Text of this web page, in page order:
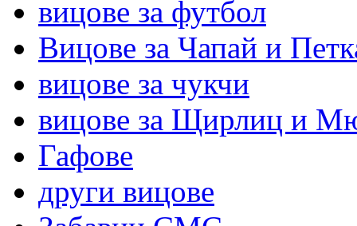
вицове за футбол
Вицове за Чапай и
вицове за чукчи
вицове за Щирлиц и
Гафове
други вицове